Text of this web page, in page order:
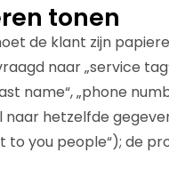
tonen
de klant zijn
naar „service
name“, „phone
hetzelfde
to you people“); de